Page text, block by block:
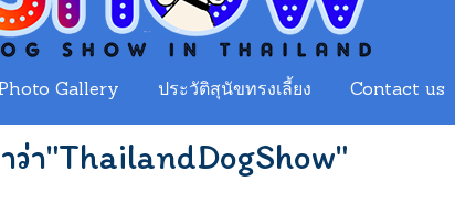
Gallery ประวัติสุนัขทรงเลี้ยง Contact us
า"ThailandDogShow"